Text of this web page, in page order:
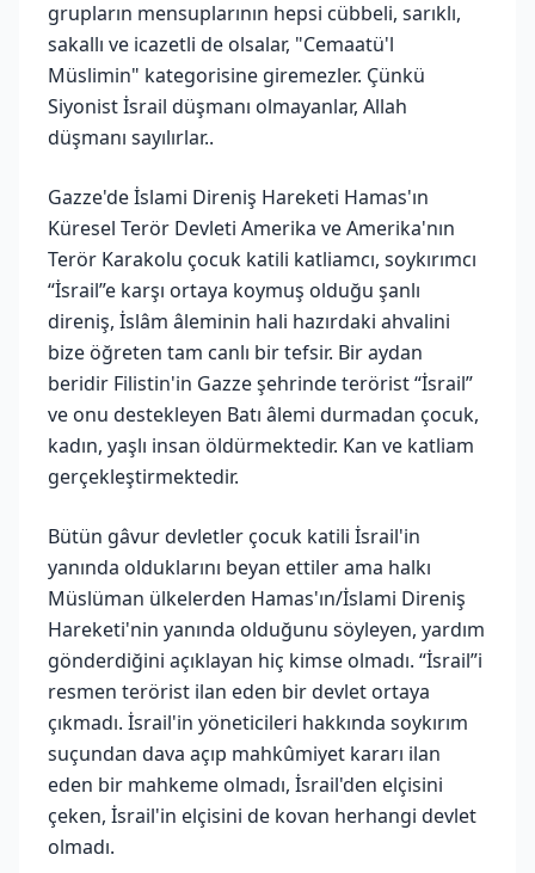
grupların mensuplarının hepsi cübbeli, sarıklı,
sakallı ve icazetli de olsalar, "Cemaatü'l
Müslimin" kategorisine giremezler. Çünkü
Siyonist İsrail düşmanı olmayanlar, Allah
düşmanı sayılırlar..
Gazze'de İslami Direniş Hareketi Hamas'ın
Küresel Terör Devleti Amerika ve Amerika'nın
Terör Karakolu çocuk katili katliamcı, soykırımcı
“İsrail”e karşı ortaya koymuş olduğu şanlı
direniş, İslâm âleminin hali hazırdaki ahvalini
bize öğreten tam canlı bir tefsir. Bir aydan
beridir Filistin'in Gazze şehrinde terörist “İsrail”
ve onu destekleyen Batı âlemi durmadan çocuk,
kadın, yaşlı insan öldürmektedir. Kan ve katliam
gerçekleştirmektedir.
Bütün gâvur devletler çocuk katili İsrail'in
yanında olduklarını beyan ettiler ama halkı
Müslüman ülkelerden Hamas'ın/İslami Direniş
Hareketi'nin yanında olduğunu söyleyen, yardım
gönderdiğini açıklayan hiç kimse olmadı. “İsrail”i
resmen terörist ilan eden bir devlet ortaya
çıkmadı. İsrail'in yöneticileri hakkında soykırım
suçundan dava açıp mahkûmiyet kararı ilan
eden bir mahkeme olmadı, İsrail'den elçisini
çeken, İsrail'in elçisini de kovan herhangi devlet
olmadı.